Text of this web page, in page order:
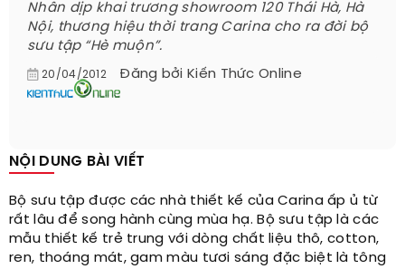
Nhân dịp khai trương showroom 120 Thái Hà, Hà
Nội, thương hiệu thời trang Carina cho ra đời bộ
sưu tập “Hè muộn”.
20/04/2012 Đăng bởi Kiến Thức Online
NỘI DUNG BÀI VIẾT
Bộ sưu tập được các nhà thiết kế của Carina ấp ủ từ
rất lâu để song hành cùng mùa hạ. Bộ sưu tập là các
mẫu thiết kế trẻ trung với dòng chất liệu thô, cotton,
ren, thoáng mát, gam màu tươi sáng đặc biệt là tông